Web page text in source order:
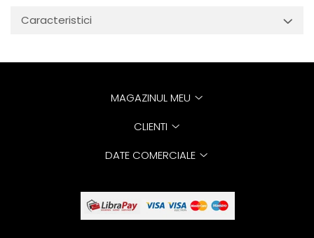
Caracteristici
MAGAZINUL MEU
CLIENTI
DATE COMERCIALE